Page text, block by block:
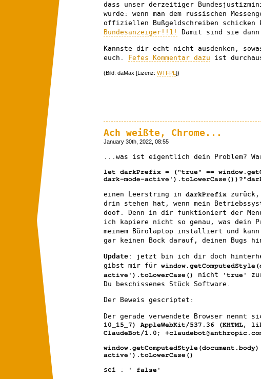
dass unser derzeitiger
wurde: wenn man dem russischen
offiziellen Bußgeldschreiben schicken
Bundesanzeiger!!1!
Damit sind sie
Kannste dir echt nicht ausdenken,
euch. Fefes Kommentar dazu ist
(Bild: daMax [Lizenz: WTFPL ])
Ach weißte, Chrome...
January 30th, 2022, 08:55
...was ist eigentlich dein Problem?
let darkPrefix = ("true" ==
dark-mode-
einen Leerstring in darkPrefix
drin stehen hat, wenn mein
doof. Denn in dir funktioniert der
ich kapiere nicht so genau, was dein
meinem Bürolaptop installiert und
gar keinen Bock darauf, deinen Bugs
Update : jetzt bin ich dir doch hinterher
gibst mir für
active').toLowerCase()
nicht 'true'
Du beschissenes Stück Software.
Der Beweis gescriptet:
Der gerade verwendete Browser nennt
10_15_7) AppleWebKit/537.36 (KHTML,
ClaudeBot/1.0;
active').toLowerCase()
sei : ' false'